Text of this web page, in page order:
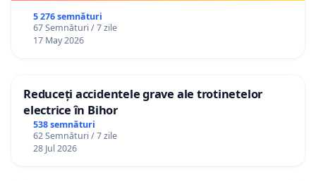
5 276 semnături
67 Semnături / 7 zile
17 May 2026
Reduceți accidentele grave ale trotinetelor
electrice în Bihor
538 semnături
62 Semnături / 7 zile
28 Jul 2026